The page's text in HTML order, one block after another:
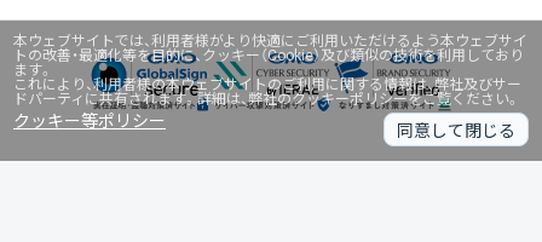
本ウェブサイトでは、利用者様がより快適にご利用いただけるよう本ウェブサイ
トの改善・最適化等を目的に、クッキー（Cookie）及び類似の技術を利用しており
ます。
これにより、利用者様の本ウェブサイトのご利用に関する情報は、弊社及びサー
ドパーティに共有されます。詳細は、弊社のクッキーポリシーをご覧ください。
クッキー等ポリシー 同意して閉じる